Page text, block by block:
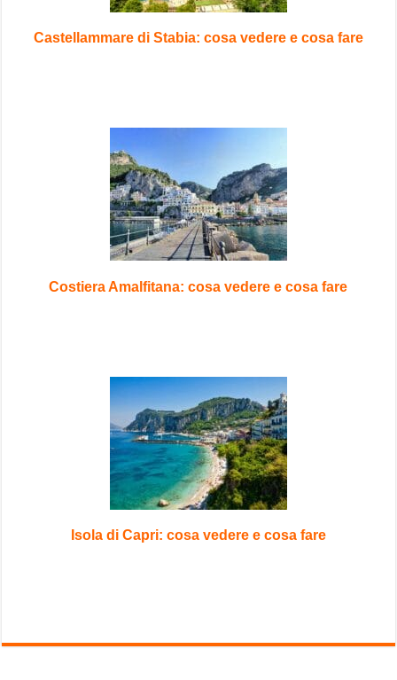
Castellammare di Stabia: cosa vedere e cosa fare
Costiera Amalfitana: cosa vedere e cosa fare
Isola di Capri: cosa vedere e cosa fare